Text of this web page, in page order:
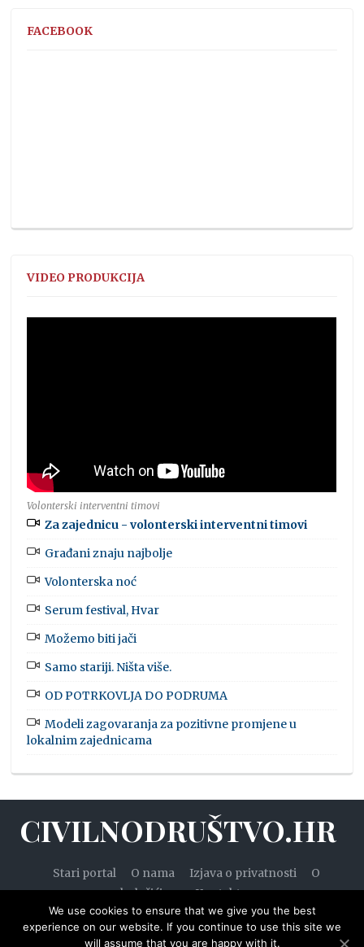
FACEBOOK
VIDEO PRODUKCIJA
Volonterski interventni timovi
Za zajednicu - volonterski interventni timovi
Građani znaju najbolje
Volonterska noć
Serum festival, Hvar
Možemo biti jači
Samo stariji. Ništa više.
OD POTRKOVLJA DO PODRUMA
Modeli zagovaranja za pozitivne promjene u
lokalnim zajednicama
CIVILNODRUŠTVO.HR
Stari portal O nama Izjava o privatnosti
O
kolačićima
Kontakt
We use cookies to ensure that we give you the best
experience on our website. If you continue to use this site we
will assume that you are happy with it.